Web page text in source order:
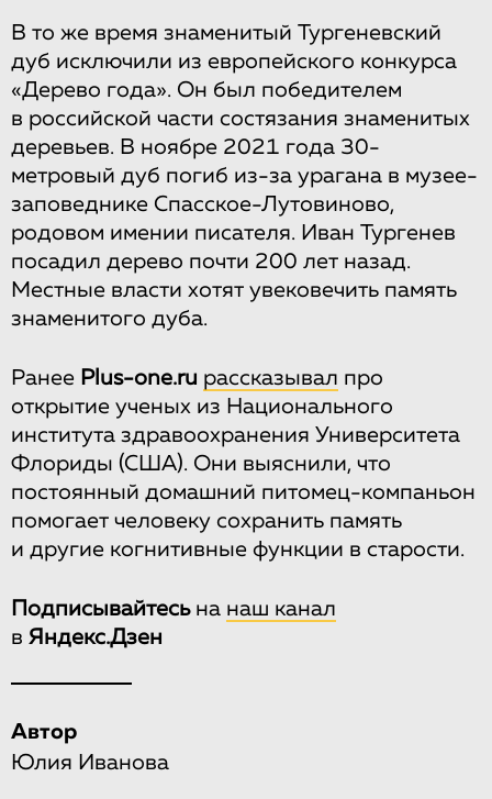
В то же время знаменитый Тургеневский
дуб исключили из европейского конкурса
«Дерево года». Он был победителем
в российской части состязания знаменитых
деревьев. В ноябре 2021 года 30-
метровый дуб погиб из-за урагана в музее-
заповеднике Спасское-Лутовиново,
родовом имении писателя. Иван Тургенев
посадил дерево почти 200 лет назад.
Местные власти хотят увековечить память
знаменитого дуба.
Ранее Рlus-one.ru рассказывал про
открытие ученых из Национального
института здравоохранения Университета
Флориды (США). Они выяснили, что
постоянный домашний питомец-компаньон
помогает человеку сохранить память
и другие когнитивные функции в старости.
Подписывайтесьна наш канал
в Яндекс.Дзен
Автор
Юлия Иванова